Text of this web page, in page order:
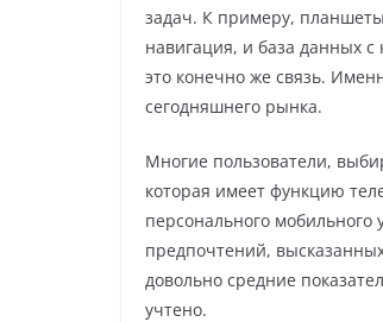
задач. К примеру,
навигация, и база данных
это конечно же связь.
сегодняшнего рынка.
Многие пользователи,
которая имеет функцию
персонального мобильного
предпочтений,
довольно средние
учтено.